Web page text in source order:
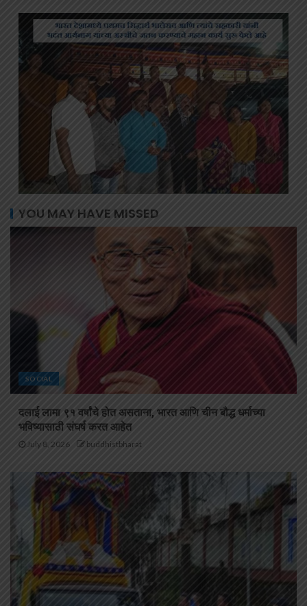
YOU MAY HAVE MISSED
SOCIAL
दलाई लामा ९१ वर्षांचे होत असताना, भारत आणि चीन बौद्ध धर्माच्या
भविष्यासाठी संघर्ष करत आहेत
July 8, 2026 buddhistbharat